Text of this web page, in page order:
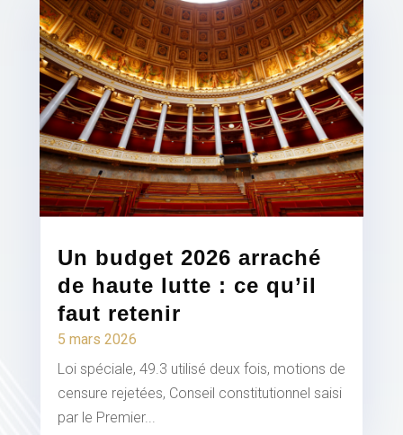
Un budget 2026 arraché
de haute lutte : ce qu’il
faut retenir
5 mars 2026
Loi spéciale, 49.3 utilisé deux fois, motions de
censure rejetées, Conseil constitutionnel saisi
par le Premier...